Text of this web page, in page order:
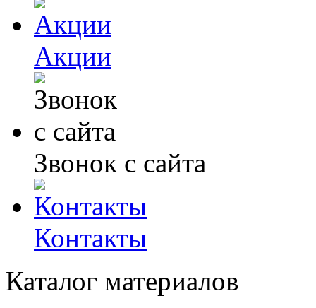
Акции
Звонок с сайта
Контакты
Каталог материалов